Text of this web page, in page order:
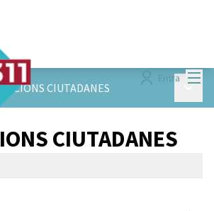
Entra
CIUTADANES
CIUTADANES